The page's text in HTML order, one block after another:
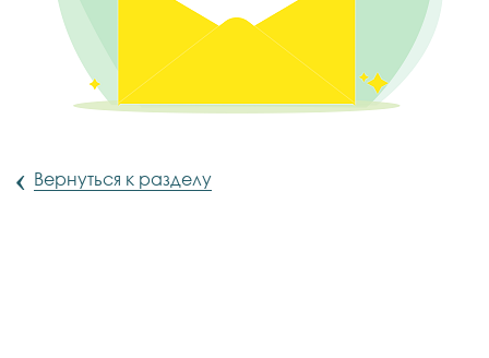
‹ Вернуться к разделу